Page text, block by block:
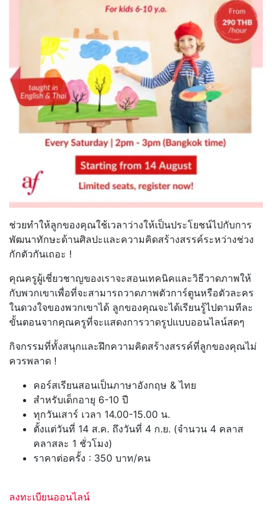
ช่วยทำให้ลูกของคุณใช้เวลาว่างให้เป็นประโยชน์ไปกับการ
พัฒนาทักษะด้านศิลปะและความคิดสร้างสรรค์ระหว่างช่วง
กักตัวกันเถอะ !
คุณครูผู้เชี่ยวชาญของเราจะสอนเทคนิคและวิธีวาดภาพให้
กับพวกเขาเพื่อที่จะสามารถวาดภาพตัวการ์ตูนหรือตัวละคร
ในดวงใจของพวกเขาได้ ลูกของคุณจะได้เรียนรู้ไปตามทีละ
ขั้นตอนจากคุณครูที่จะแสดงการวาดรูปแบบออนไลน์สดๆ
กิจกรรมที่ทั้งสนุกและฝึกความคิดสร้างสรรค์ที่ลูกของคุณไม่
ควรพลาด !
คอร์สเรียนสอนเป็นภาษาอังกฤษ & ไทย
สำหรับเด็กอายุ 6-10 ปี
ทุกวันเสาร์ เวลา 14.00-15.00 น.
ตั้งแต่วันที่ 14 ส.ค. ถึงวันที่ 4 ก.ย. (จำนวน 4 คลาส
คลาสละ 1 ชั่วโมง)
ราคาต่อครั้ง : 350 บาท/คน
ลงทะเบียนออนไลน์